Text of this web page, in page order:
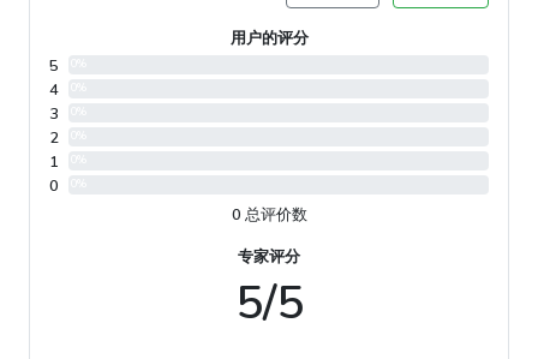
用户的评分
5
4
3
2
1
0
0 总评价数
专家评分
5/5